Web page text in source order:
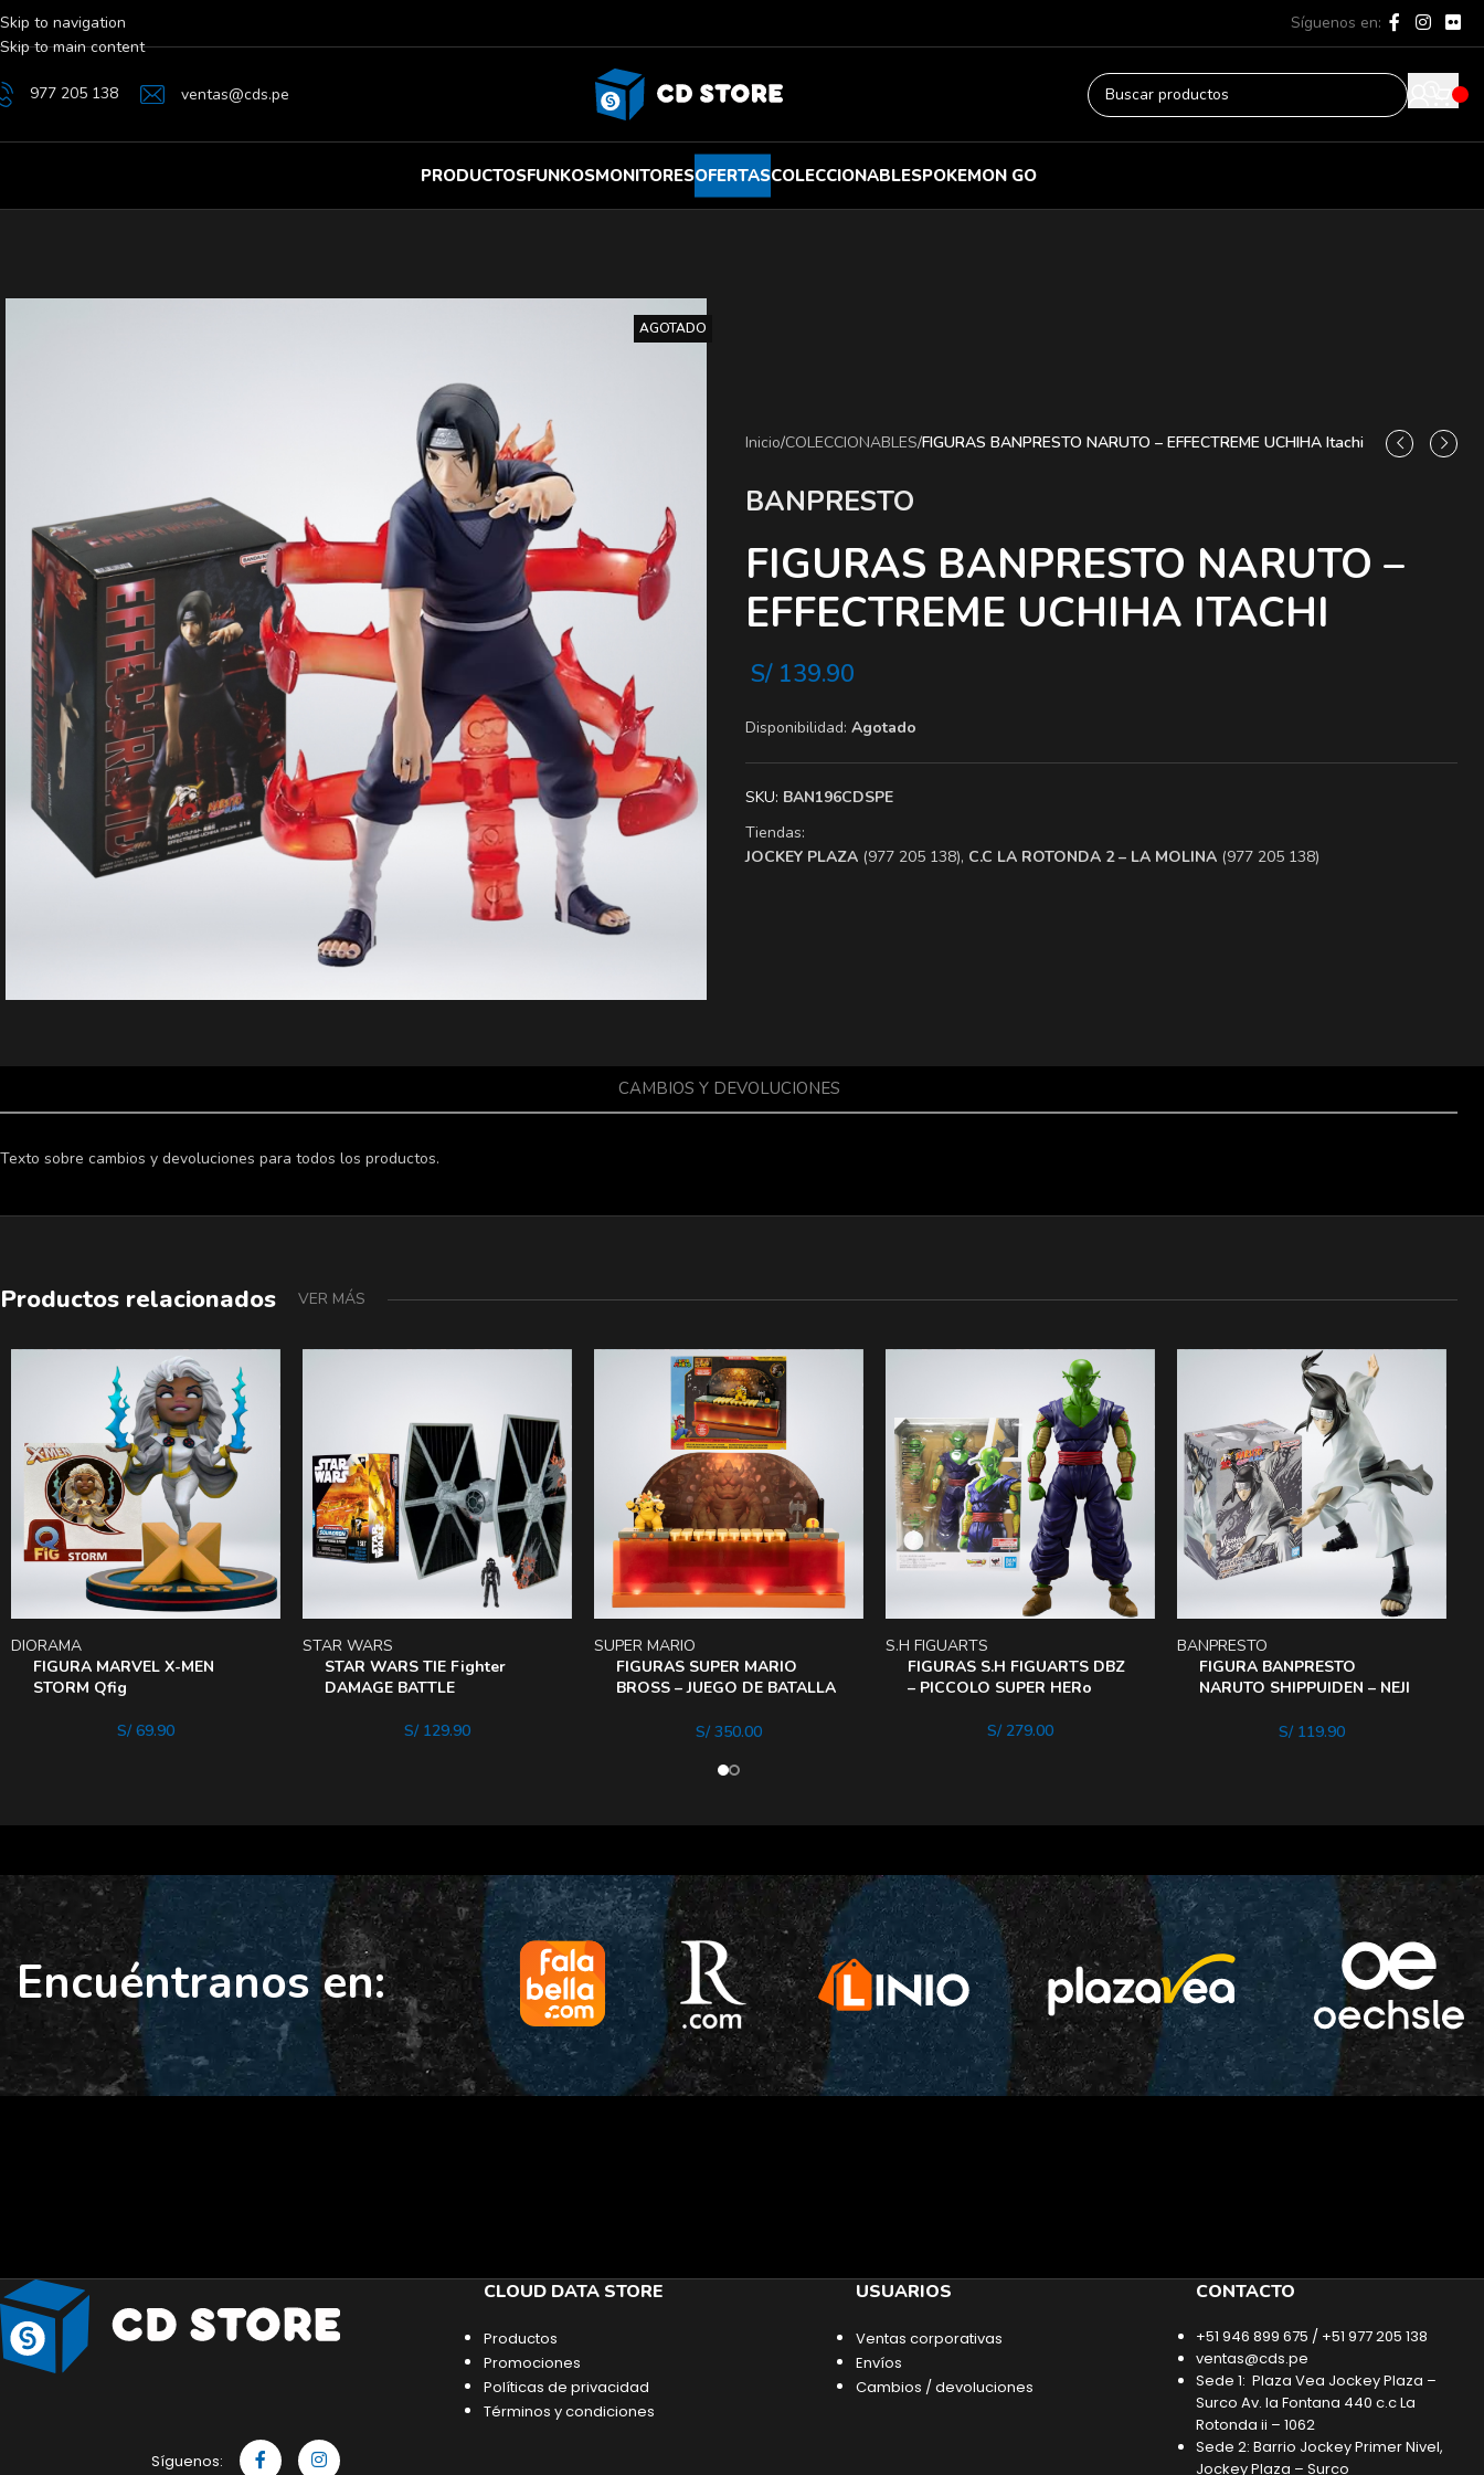
Skip to navigation
Skip to main content
Síguenos en:
977 205 138 ventas@cds.pe
PRODUCTOSFUNKOSMONITORESOFERTASCOLECCIONABLESPOKEMON GO
AGOTADO
Inicio/COLECCIONABLES/FIGURAS BANPRESTO NARUTO – EFFECTREME UCHIHA Itachi
BANPRESTO
FIGURAS BANPRESTO NARUTO –
EFFECTREME UCHIHA ITACHI
S/139.90
Disponibilidad: Agotado
SKU: BAN196CDSPE
Tiendas:
​JOCKEY PLAZA (977 205 138), ​C.C LA ROTONDA 2 – LA MOLINA (977 205 138)
CAMBIOS Y DEVOLUCIONES
Texto sobre cambios y devoluciones para todos los productos.
Productos relacionados VER MÁS
FIGURA MARVEL X-MEN
STORM Qfig
DIORAMA
S/69.90
STAR WARS TIE Fighter
DAMAGE BATTLE
STAR WARS
S/129.90
FIGURAS SUPER MARIO
BROSS – JUEGO DE BATALLA
SUPER MARIO
S/350.00
FIGURAS S.H FIGUARTS DBZ
– PICCOLO SUPER HERo
S.H FIGUARTS
S/279.00
FIGURA BANPRESTO
NARUTO SHIPPUIDEN – NEJI
BANPRESTO
S/119.90
Encuéntranos en:
Síguenos:
CLOUD DATA STORE
Productos
Promociones
Políticas de privacidad
Términos y condiciones
USUARIOS
Ventas corporativas
Envíos
Cambios / devoluciones
CONTACTO
+51 946 899 675 / +51 977 205 138
ventas@cds.pe
Sede 1: Plaza Vea Jockey Plaza –
Surco Av. la Fontana 440 c.c La
Rotonda ii – 1062
Sede 2: Barrio Jockey Primer Nivel,
Jockey Plaza – Surco